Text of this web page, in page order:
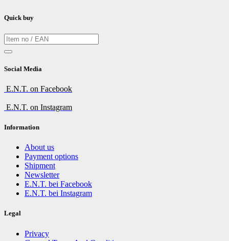
Quick buy
Social Media
E.N.T. on Facebook
E.N.T. on Instagram
Information
About us
Payment options
Shipment
Newsletter
E.N.T. bei Facebook
E.N.T. bei Instagram
Legal
Privacy